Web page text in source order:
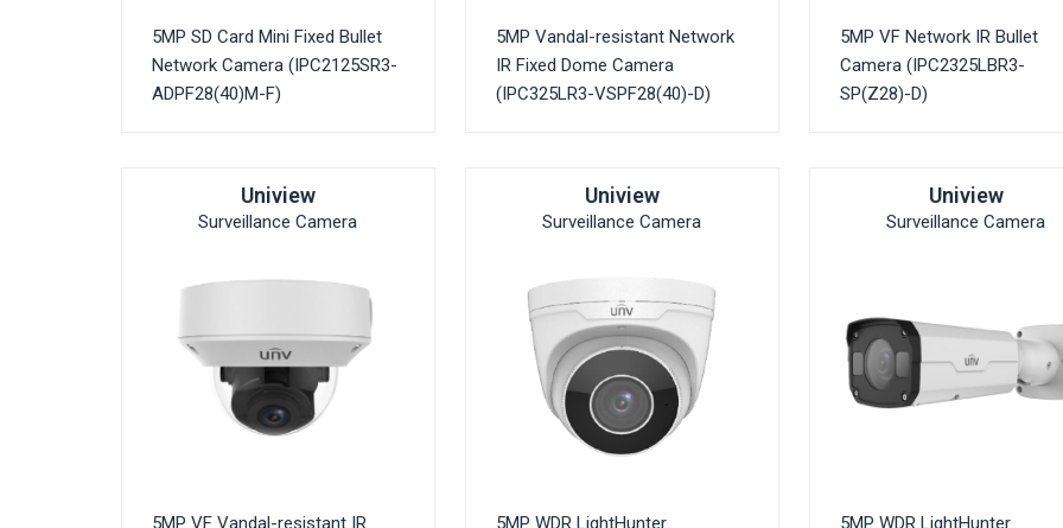
5MP SD Card Mini Fixed Bullet
Network Camera (IPC2125SR3-
ADPF28(40)M-F)
5MP Vandal-resistant Network
IR Fixed Dome Camera
(IPC325LR3-VSPF28(40)-D)
5MP VF Network IR Bullet
Camera (IPC2325LBR3-
SP(Z28)-D)
Uniview
Surveillance Camera
5MP VF Vandal-resistant IR
Uniview
Surveillance Camera
5MP WDR LightHunter
Uniview
Surveillance Camera
5MP WDR LightHunter